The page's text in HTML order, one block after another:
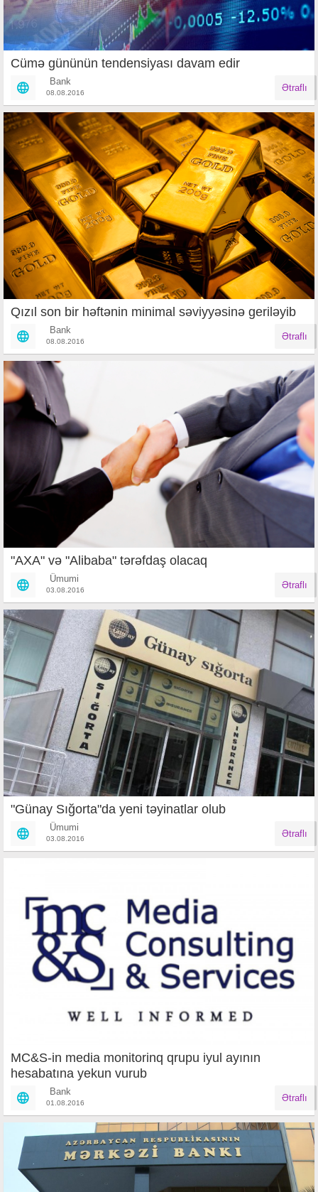
Cümə gününün tendensiyası davam edir
Bank
08.08.2016 Ətraflı
Qızıl son bir həftənin minimal səviyyəsinə geriləyib
Bank
08.08.2016 Ətraflı
​"AXA" və "Alibaba" tərəfdaş olacaq
Ümumi
03.08.2016 Ətraflı
​"Günay Sığorta"da yeni təyinatlar olub
Ümumi
03.08.2016 Ətraflı
MC&S-in media monitorinq qrupu iyul ayının
hesabatına yekun vurub
Bank
01.08.2016 Ətraflı